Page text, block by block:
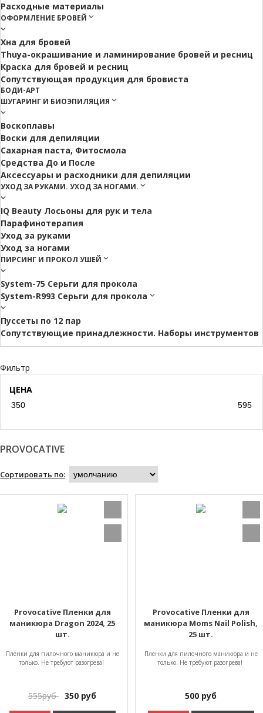
Расходные материалы
ОФОРМЛЕНИЕ БРОВЕЙ
Хна для бровей
Thuya-окрашивание и ламинирование бровей и ресниц
Краска для бровей и ресниц
Сопутствующая продукция для бровиста
БОДИ-АРТ
ШУГАРИНГ И БИОЭПИЛЯЦИЯ
Воскоплавы
Воски для депиляции
Сахарная паста, Фитосмола
Средства До и После
Аксессуары и расходники для депиляции
УХОД ЗА РУКАМИ. УХОД ЗА НОГАМИ.
IQ Beauty Лосьоны для рук и тела
Парафинотерапия
Уход за руками
Уход за ногами
ПИРСИНГ И ПРОКОЛ УШЕЙ
System-75 Серьги для прокола
System-R993 Серьги для прокола
Пуссеты по 12 пар
Cопутствующие принадлежности. Наборы инструментов
Фильтр
ЦЕНА
PROVOCATIVE
Сортировать по:
Provocative Пленки для
маникюра Dragon 2024, 25
шт.
Пленки для пилочного маникюра и не
только. Не требуют разогрева!
555руб 350 руб
Provocative Пленки для
маникюра Moms Nail Polish,
25 шт.
Пленки для пилочного маникюра и не
только. Не требуют разогрева!
500 руб